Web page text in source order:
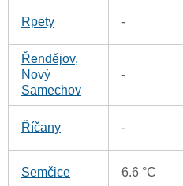
Rpety -
Řendějov,
Nový
Samechov
-
Říčany -
Semčice 6.6 °C